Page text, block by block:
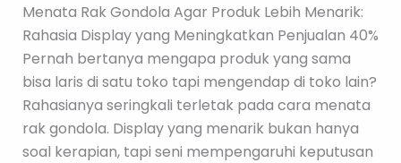
Menata Rak Gondola Agar Produk Lebih Menarik:
Rahasia Display yang Meningkatkan Penjualan 40%
Pernah bertanya mengapa produk yang sama
bisa laris di satu toko tapi mengendap di toko lain?
Rahasianya seringkali terletak pada cara menata
rak gondola. Display yang menarik bukan hanya
soal kerapian, tapi seni mempengaruhi keputusan